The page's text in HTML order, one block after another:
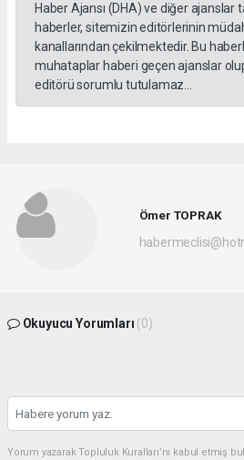
Haber Ajansı (DHA) ve diğer ajanslar
haberler, sitemizin editörlerinin
kanallarından çekilmektedir. Bu
muhataplar haberi geçen ajanslar
editörü sorumlu tutulamaz...
Ömer TOPRAK
Okuyucu Yorumları (0)
Yorum yazarak Topluluk Kuralları’nı kabul etmiş